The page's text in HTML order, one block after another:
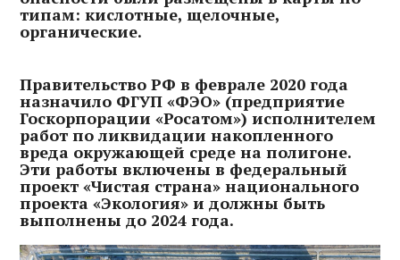
типам: кислотные, щелочные,
органические.
Правительство РФ в феврале 2020 года
назначило ФГУП «ФЭО» (предприятие
Госкорпорации «Росатом») исполнителем
работ по ликвидации накопленного
вреда окружающей среде на полигоне.
Эти работы включены в федеральный
проект «Чистая страна» национального
проекта «Экология» и должны быть
выполнены до 2024 года.